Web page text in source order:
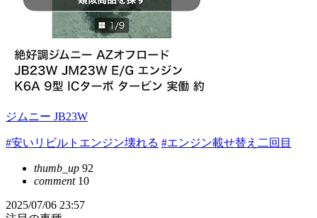
ジムニー JB23W
#安いリビルトエンジン壊れる #エンジン載せ替え二回目
thumb_up 92
comment10
2025/07/06 23:57